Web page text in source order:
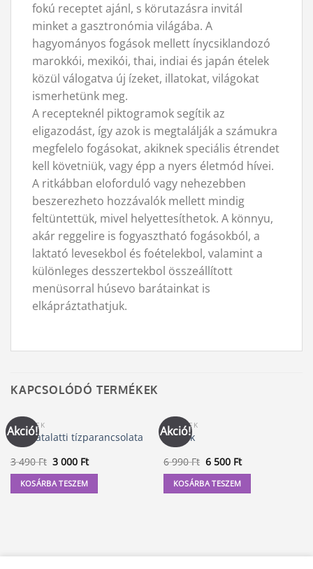
fokú receptet ajánl, s körutazásra invitál
minket a gasztronómia világába. A
hagyományos fogások mellett ínycsiklandozó
marokkói, mexikói, thai, indiai és japán ételek
közül válogatva új ízeket, illatokat, világokat
ismerhetünk meg.
A recepteknél piktogramok segítik az
eligazodást, így azok is megtalálják a számukra
megfelelo fogásokat, akiknek speciális étrendet
kell követniük, vagy épp a nyers életmód hívei.
A ritkábban eloforduló vagy nehezebben
beszerezheto hozzávalók mellett mindig
feltüntettük, mivel helyettesíthetok. A könnyu,
akár reggelire is fogyasztható fogásokból, a
laktató levesekbol és foételekbol, valamint a
különleges desszertekbol összeállított
menüsorral húsevo barátainkat is
elkápráztathatjuk.
KAPCSOLÓDÓ TERMÉKEK
Akció!
KÖNYVEK
A tudatalatti tízparancsolata
3 490Ft Original
price
was:
3
490 Ft.
3 000 FtCurrent
price
is:
3
000 Ft.
KOSÁRBA TESZEM
Akció!
KÖNYVEK
A Titok
6 990Ft Original
price
was:
6
990 Ft.
6 500 FtCurrent
price
is:
6
500 Ft.
KOSÁRBA TESZEM